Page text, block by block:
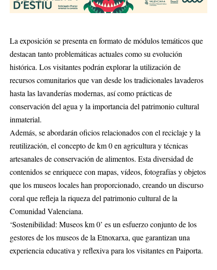
La exposición se presenta en formato de módulos temáticos que
destacan tanto problemáticas actuales como su evolución
histórica. Los visitantes podrán explorar la utilización de
recursos comunitarios que van desde los tradicionales lavaderos
hasta las lavanderías modernas, así como prácticas de
conservación del agua y la importancia del patrimonio cultural
inmaterial.
Además, se abordarán oficios relacionados con el reciclaje y la
reutilización, el concepto de km 0 en agricultura y técnicas
artesanales de conservación de alimentos. Esta diversidad de
contenidos se enriquece con mapas, vídeos, fotografías y objetos
que los museos locales han proporcionado, creando un discurso
coral que refleja la riqueza del patrimonio cultural de la
Comunidad Valenciana.
‘Sostenibilidad: Museos km 0’ es un esfuerzo conjunto de los
gestores de los museos de la Etnoxarxa, que garantizan una
experiencia educativa y reflexiva para los visitantes en Paiporta.